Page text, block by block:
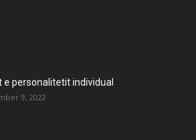
e personalitetit individual
9, 2022